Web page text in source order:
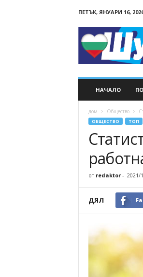
ПЕТЪК, ЯНУАРИ 16,
НАЧАЛО
дом Общество
ОБЩЕСТВО ТОП
от redaktor- 2021/
ДЯЛ